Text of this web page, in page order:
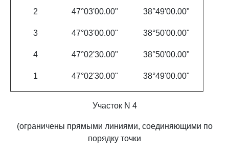
2 47°03'00.00" 38°49'00.00"
3 47°03'00.00" 38°50'00.00"
4 47°02'30.00" 38°50'00.00"
1 47°02'30.00" 38°49'00.00"
Участок N 4
(ограничены прямыми линиями, соединяющими по
порядку точки